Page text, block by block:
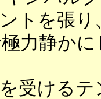
トを張
力静か
受ける